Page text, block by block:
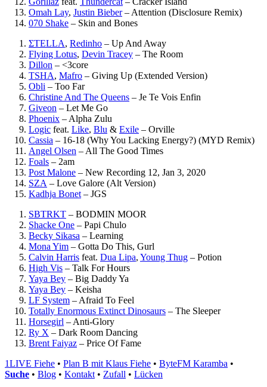
Omah Lay, Justin Bieber– Attention (Disclosure Remix)
070 Shake – Skin and Bones
ΣTELLA, Redinho – Up And Away
Flying Lotus, Devin Tracey – The Room
Dillon – <3core
TSHA, Mafro – Giving Up (Extended Version)
Obli – Too Far
Christine And The Queens – Je Te Vois Enfin
Giveon – Let Me Go
Phoenix – Alpha Zulu
Logic feat. Like, Blu & Exile – Orville
Cassia – 16-18 (Why You Lacking Energy?) (MYD Remix)
Angel Olsen – All The Good Times
Foals – 2am
Post Malone – New Recording 12, Jan 3, 2020
SZA – Love Galore (Alt Version)
Kadhja Bonet – JGS
SBTRKT – BODMIN MOOR
Shacke One – Papi Chulo
Becky Sikasa – Learning
Mona Yim – Gotta Do This, Gurl
Calvin Harris feat. Dua Lipa, Young Thug – Potion
High Vis – Talk For Hours
Yaya Bey – Big Daddy Ya
Yaya Bey – Keisha
LF System – Afraid To Feel
Totally Enormous Extinct Dinosaurs – The Sleeper
Horsegirl – Anti-Glory
Ry X – Dark Room Dancing
Brent Faiyaz – Price Of Fame
1LIVE Fiehe • Plan B mit Klaus Fiehe • ByteFM Karamba •
Suche • Blog • Kontakt • Zufall • Lücken